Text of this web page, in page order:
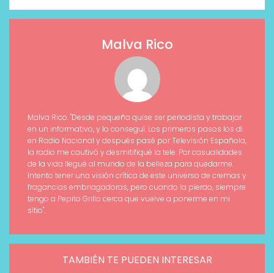
Malva Rico
Malva Rico. "Desde pequeña quise ser periodista y trabajar
en un informativo, y lo conseguí. Los primeros pasos los di
en Radio Nacional y después pasé por Televisión Española,
la radio me cautivó y desmitifiqué la tele. Por casualidades
de la vida llegué al mundo de la belleza para quedarme.
Intento tener una visión crítica de este universo de cremas y
fragancias embriagadoras, pero cuando la pierdo, siempre
tengo a Pepito Grillo cerca que vuelve a ponerme en mi
sitio".
TAMBIÉN TE PUEDEN INTERESAR